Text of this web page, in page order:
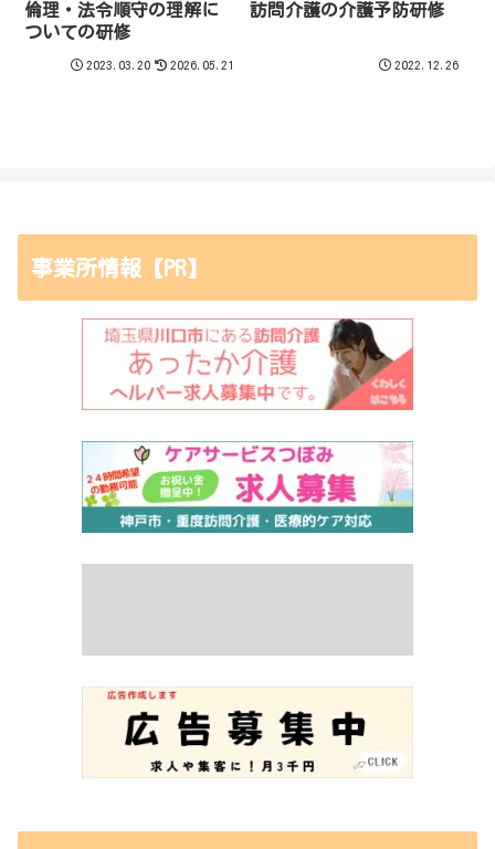
倫理・法令順守の理解に
ついての研修
2023.03.20 2026.05.21
訪問介護の介護予防研修
2022.12.26
事業所情報【PR】